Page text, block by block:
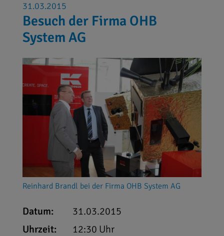
31.03.2015
Besuch der Firma OHB
System AG
Reinhard Brandl bei der Firma OHB System AG
Datum:
31.03.2015
Uhrzeit:
12:30 Uhr